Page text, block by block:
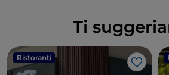
Ti
Ristoranti
Like